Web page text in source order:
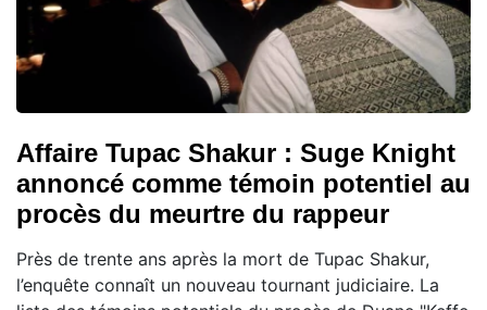
Affaire Tupac Shakur : Suge Knight
annoncé comme témoin potentiel au
procès du meurtre du rappeur
Près de trente ans après la mort de Tupac Shakur,
l’enquête connaît un nouveau tournant judiciaire. La